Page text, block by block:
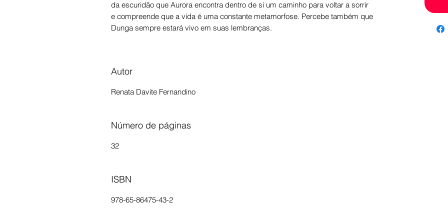
da escuridão que Aurora encontra dentro de si um caminho para voltar a sorrir
e compreende que a vida é uma constante metamorfose. Percebe também que
Dunga sempre estará vivo em suas lembranças.
Autor
Renata Davite Fernandino
Número de páginas
32
ISBN
978-65-86475-43-2